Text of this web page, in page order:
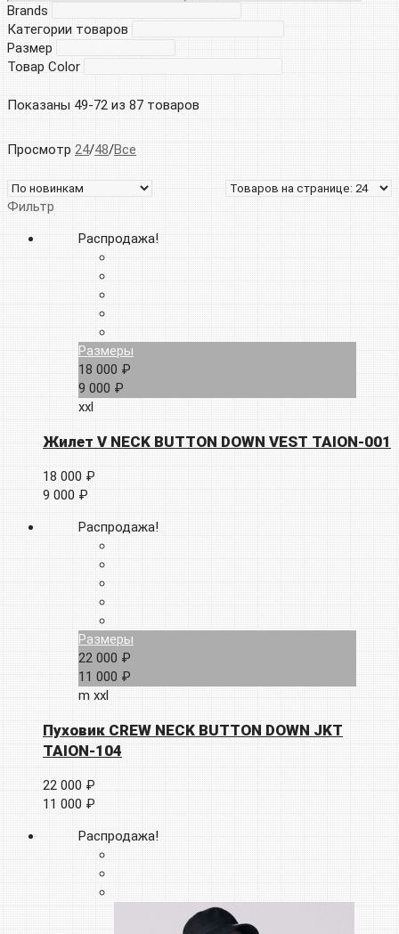
Brands
Категории товаров
Размер
Товар Color
Показаны 49-72 из 87 товаров
Просмотр 24/48/Все
Фильтр
Распродажа!
Размеры
18 000 ₽
9 000 ₽
xxl
Жилет V NECK BUTTON DOWN VEST TAION-001
18 000 ₽
9 000 ₽
Распродажа!
Размеры
22 000 ₽
11 000 ₽
m xxl
Пуховик CREW NECK BUTTON DOWN JKT
TAION-104
22 000 ₽
11 000 ₽
Распродажа!